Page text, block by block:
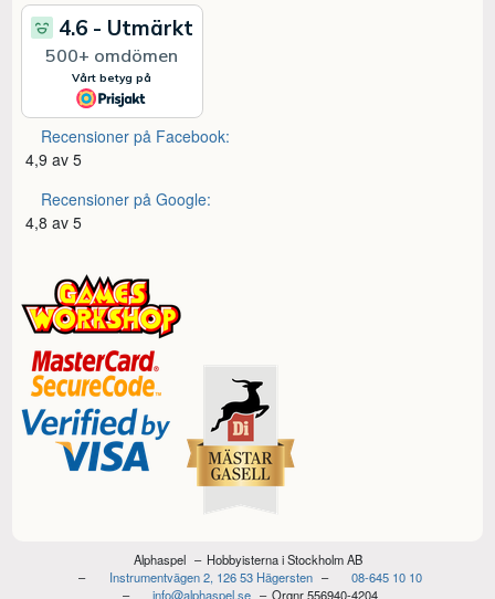
Recensioner på Facebook:
4,9 av 5
Recensioner på Google:
4,8 av 5
Alphaspel
Hobbyisterna i Stockholm AB
Instrumentvägen 2, 126 53 Hägersten
08-645 10 10
info@alphaspel.se
Orgnr 556940-4204